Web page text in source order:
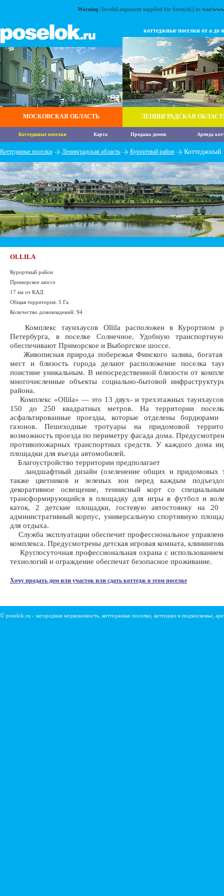
Warning: Invalid argument supplied for foreach() in /var/
МОСКОВСКАЯ ОБЛАСТЬ
коттеджные поселки от а до я
ЛЕНИНГРАДСКАЯ
Коттеджные поселки Карта Продажа домов Аренда
Коттеджные поселки Ленинградская область Курортный район Коттеджный
OLLILA
Курортный район
Приморское шоссе
17 км от КАД
Общая территория: 5 Га
Количество домовладений: 94
Комплекс таунхаусов Ollila расположен в Курортном
Петербурга, в поселке Солнечное. Удобную транспортную
обеспечивают Приморское и Выборгское шоссе.
Живописная природа побережья Финского залива, богатая
мест и близость города делают расположение поселка
поистине уникальным. В непосредственной близости от
многочисленные объекты социально-бытовой
района.
Комплекс «Ollila» — это 13 двух- и трехэтажных
150 до 250 квадратных метров. На территории
асфальтированные проезды, которые отделены
газонов. Пешеходные тротуары на придомовой
возможность проезда по периметру фасада дома.
противопожарных транспортных средств. У каждого дома
площадки для въезда автомобилей.
Благоустройство территории предполагает
ландшафтный дизайн (озеленение общих и придомовых
также цветников и зеленых зон перед каждым
декоративное освещение, теннисный корт со
трансформирующийся в площадку для игры в футбол и
каток, 2 детские площадки, гостевую автостоянку на 20
административный корпус, универсальную спортивную
для отдыха.
Служба эксплуатации обеспечит профессиональное
комплекса. Предусмотрены детская игровая комната,
Круглосуточная профессиональная охрана с
технологий и ограждение обеспечат безопасное проживание.
Хочу продать дом или участок или сдать коттедж в этом поселке
© poselok.ru - загородная недвижимость, коттеджные поселки, коттеджи в подмосковье,